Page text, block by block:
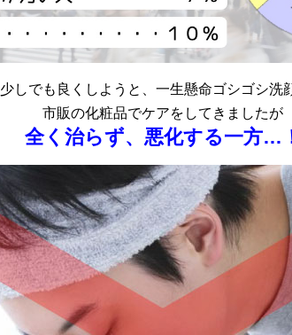
少しでも良くしようと、一生懸命ゴシゴシ洗
市販の化粧品でケアをしてきましたが
全く治らず、悪化する一方…